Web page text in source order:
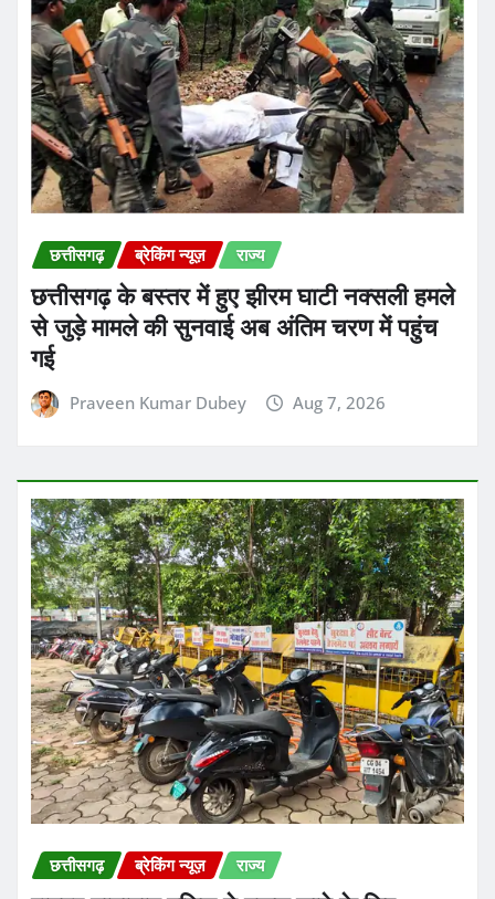
छत्तीसगढ़ ब्रेकिंग न्यूज़ राज्य
छत्तीसगढ़ के बस्तर में हुए झीरम घाटी नक्सली हमले
से जुड़े मामले की सुनवाई अब अंतिम चरण में पहुंच
Praveen Kumar Dubey Aug 7, 2026